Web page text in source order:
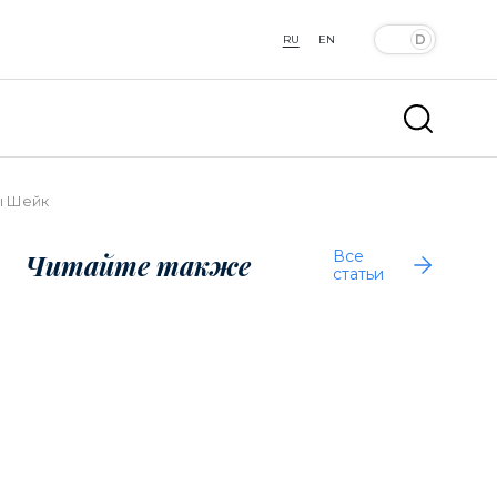
RU EN
Шейк
Читайте также
Все
статьи